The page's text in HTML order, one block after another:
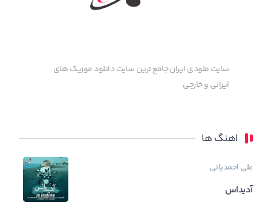
سایت ملودی ایران جامع ترین سایت دانلود موزیک های
ایرانی و خارجی
اهنگ ها
علی احمدیانی
آدیداس